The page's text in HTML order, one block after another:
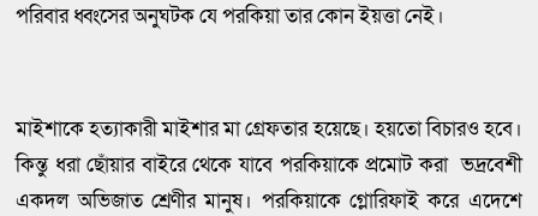
পরিবার ধ্বংসের অনুঘটক যে পরকিয়া তার কোন ইয়ত্তা নেই।
মাইশাকে হত্যাকারী মাইশার মা গ্রেফতার হয়েছে। হয়তো বিচারও হবে।
কিন্তু ধরা ছোঁয়ার বাইরে থেকে যাবে পরকিয়াকে প্রমোট করা ভদ্রবেশী
একদল অভিজাত শ্রেণীর মানুষ। পরকিয়াকে গ্লোরিফাই করে এদেশে